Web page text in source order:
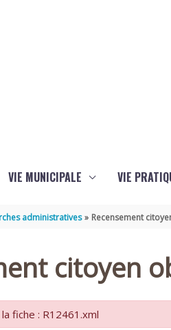
VIE MUNICIPALE VIE
administratives Recensement
citoyen
fiche : R12461.xml